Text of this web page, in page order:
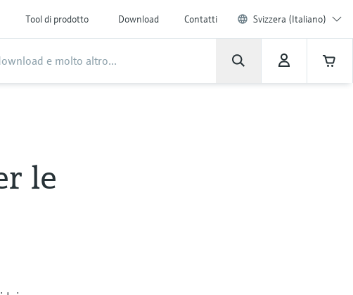
Tool di prodotto Download Contatti Svizzera (Italiano)
le